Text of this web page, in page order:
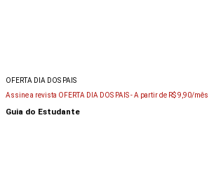
OFERTA DIA DOS PAIS
Assine a revista OFERTA DIA DOS PAIS -A partir de R$ 9,90/mês
Guia do Estudante